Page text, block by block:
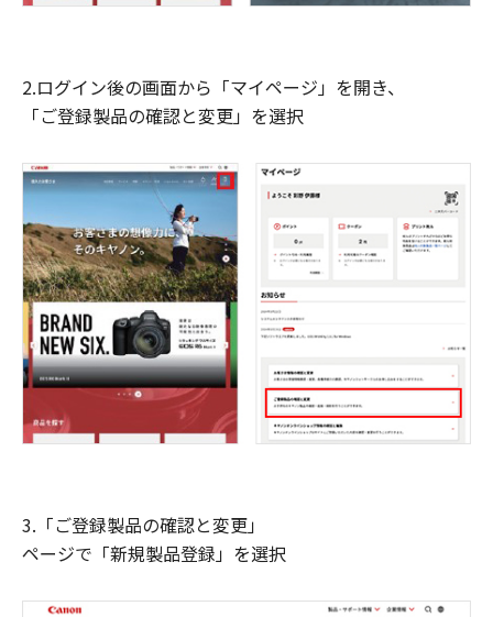
2.ログイン後の画面から「マイページ」を開き、
「ご登録製品の確認と変更」を選択
3.「ご登録製品の確認と変更」
ページで「新規製品登録」を選択